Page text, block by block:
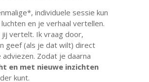
individuele sessie kun
en je verhaal vertellen.
jij vertelt. Ik vraag door,
geef (als je dat wilt) direct
adviezen. Zodat je daarna
en met nieuwe inzichten
kunt.